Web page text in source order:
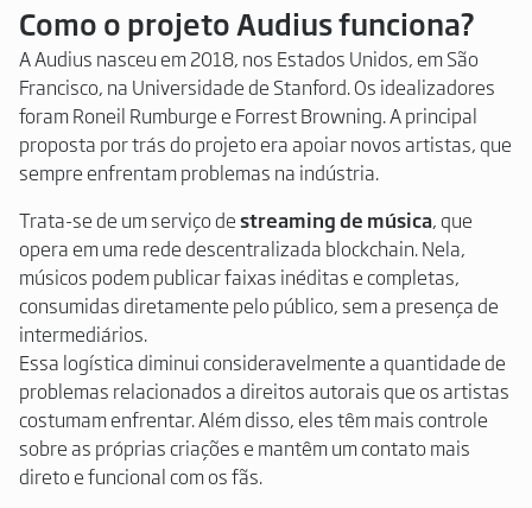
Como o projeto Audius funciona?
A Audius nasceu em 2018, nos Estados Unidos, em São
Francisco, na Universidade de Stanford. Os idealizadores
foram Roneil Rumburge e Forrest Browning. A principal
proposta por trás do projeto era apoiar novos artistas, que
sempre enfrentam problemas na indústria.
Trata-se de um serviço destreaming de música, que
opera em uma rede descentralizada blockchain. Nela,
músicos podem publicar faixas inéditas e completas,
consumidas diretamente pelo público, sem a presença de
intermediários.
Essa logística diminui consideravelmente a quantidade de
problemas relacionados a direitos autorais que os artistas
costumam enfrentar. Além disso, eles têm mais controle
sobre as próprias criações e mantêm um contato mais
direto e funcional com os fãs.